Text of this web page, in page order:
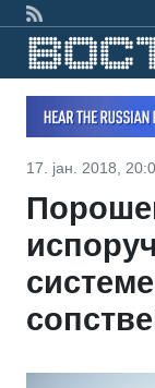
17. јан. 2018,